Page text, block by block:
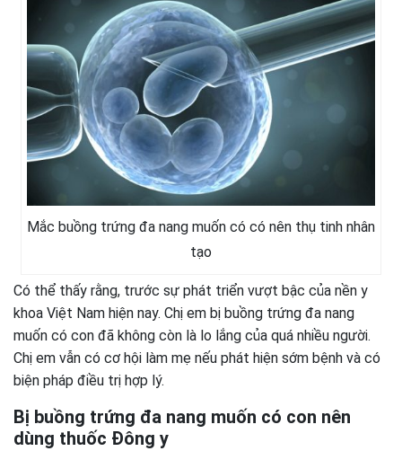
Mắc buồng trứng đa nang muốn có có nên thụ tinh nhân
tạo
Có thể thấy rằng, trước sự phát triển vượt bậc của nền y
khoa Việt Nam hiện nay. Chị em bị buồng trứng đa nang
muốn có con đã không còn là lo lắng của quá nhiều người.
Chị em vẫn có cơ hội làm mẹ nếu phát hiện sớm bệnh và có
biện pháp điều trị hợp lý.
Bị buồng trứng đa nang muốn có con nên
dùng thuốc Đông y